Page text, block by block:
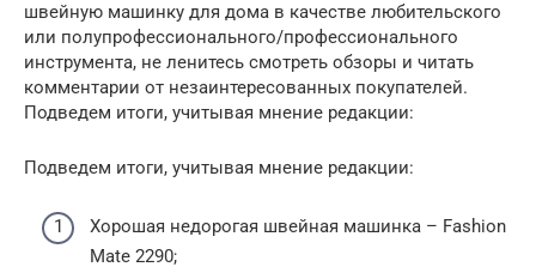
швейную машинку для дома в качестве любительского
или полупрофессионального/профессионального
инструмента, не ленитесь смотреть обзоры и читать
комментарии от незаинтересованных покупателей.
Подведем итоги, учитывая мнение редакции:
Подведем итоги, учитывая мнение редакции:
Хорошая недорогая швейная машинка – Fashion
Mate 2290;